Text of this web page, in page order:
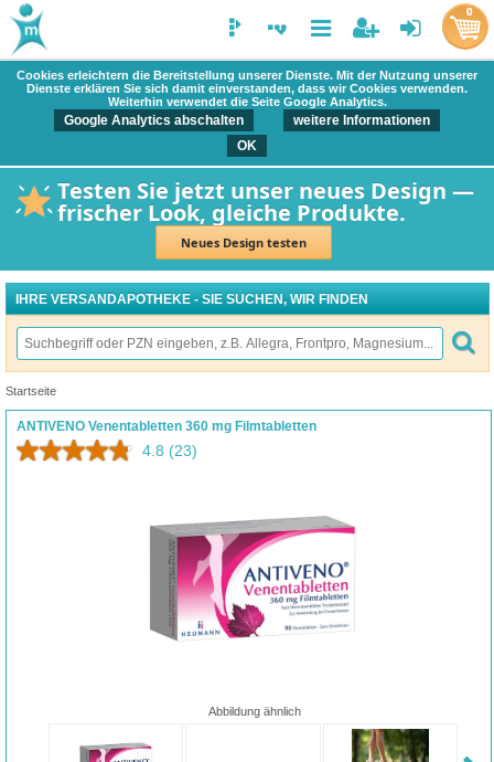
Cookies erleichtern die Bereitstellung unserer Dienste. Mit der Nutzung unserer
Dienste erklären Sie sich damit einverstanden, dass wir Cookies verwenden.
Weiterhin verwendet die Seite Google Analytics.
Google Analytics abschalten
weitere Informationen
OK
Testen Sie jetzt unser neues Design —
frischer Look, gleiche Produkte.
Neues Design testen
0
IHRE VERSANDAPOTHEKE - SIE SUCHEN, WIR FINDEN
Startseite
ANTIVENO Venentabletten 360 mg Filmtabletten
4.8 (23)
Abbildung ähnlich